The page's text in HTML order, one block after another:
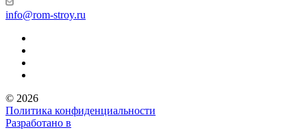
info@rom-stroy.ru
© 2026
Политика конфиденциальности
Разработано в